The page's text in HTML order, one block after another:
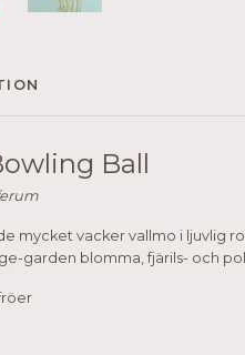
Ball
mycket vacker vallmo i ljuvlig
garden blomma, fjärils- och